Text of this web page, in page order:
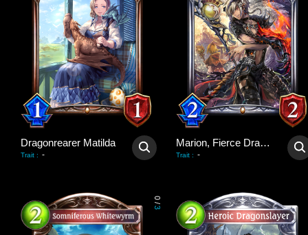
Dragonrearer Matilda
Trait : -
Marion, Fierce Dragonewt
Trait : -
0
/
3